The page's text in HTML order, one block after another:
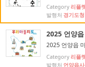
Category 리플
발행처 경기도청
2025 언양
2025 언양읍
Category 리플
발행처 언양읍